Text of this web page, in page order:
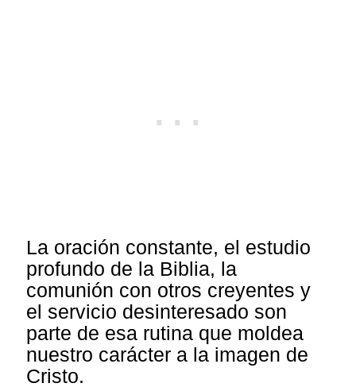
La oración constante, el estudio
profundo de la Biblia, la
comunión con otros creyentes y
el servicio desinteresado son
parte de esa rutina que moldea
nuestro carácter a la imagen de
Cristo.